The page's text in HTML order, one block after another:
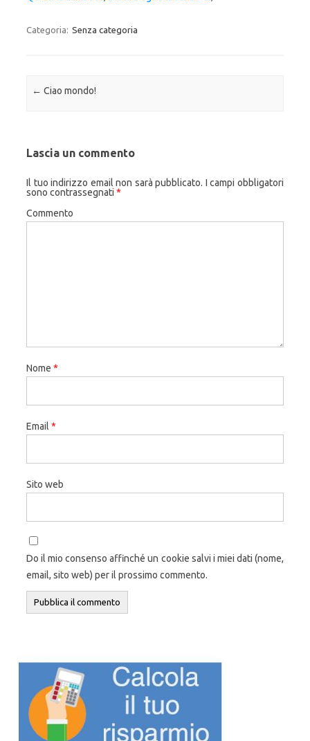
Categoria: Senza categoria
Navigazione articolo
← Ciao mondo!
Lascia un commento
Il tuo indirizzo email non sarà pubblicato. I campi obbligatori
sono contrassegnati *
Commento
Nome *
Email *
Sito web
Do il mio consenso affinché un cookie salvi i miei dati (nome,
email, sito web) per il prossimo commento.